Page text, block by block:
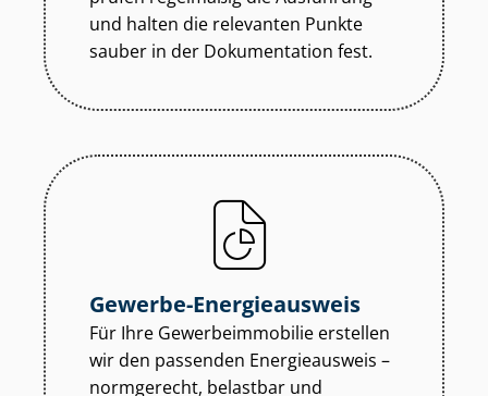
und halten die relevanten Punkte
sauber in der Dokumentation fest.
Gewerbe-Energieausweis
Für Ihre Ge­wer­be­im­mo­bi­lie erstellen
wir den passenden Energieausweis –
normgerecht, belastbar und